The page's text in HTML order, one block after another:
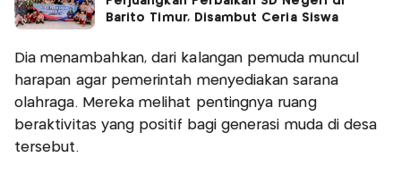
Barito Timur, Disambut Ceria Siswa
Dia menambahkan, dari kalangan pemuda muncul
harapan agar pemerintah menyediakan sarana
olahraga. Mereka melihat pentingnya ruang
beraktivitas yang positif bagi generasi muda di desa
tersebut.